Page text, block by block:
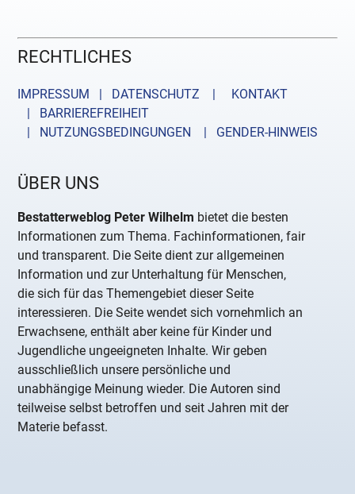
RECHTLICHES
IMPRESSUM | DATENSCHUTZ |
KONTAKT
| BARRIEREFREIHEIT
| NUTZUNGSBEDINGUNGEN
| GENDER-HINWEIS
ÜBER UNS
Bestatterweblog Peter Wilhelm bietet die besten
Informationen zum Thema. Fachinformationen, fair
und transparent. Die Seite dient zur allgemeinen
Information und zur Unterhaltung für Menschen,
die sich für das Themengebiet dieser Seite
interessieren. Die Seite wendet sich vornehmlich an
Erwachsene, enthält aber keine für Kinder und
Jugendliche ungeeigneten Inhalte. Wir geben
ausschließlich unsere persönliche und
unabhängige Meinung wieder. Die Autoren sind
teilweise selbst betroffen und seit Jahren mit der
Materie befasst.